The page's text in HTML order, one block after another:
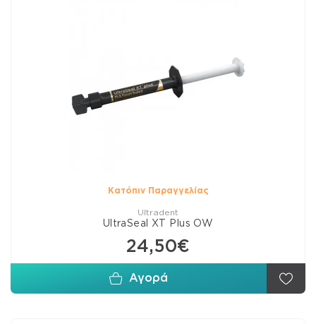
Κατόπιν Παραγγελίας
Ultradent
UltraSeal XT Plus OW
24,50€
Αγορά